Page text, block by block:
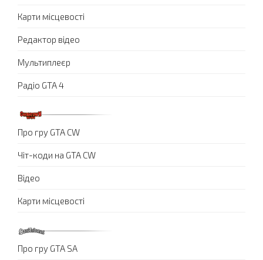
Карти місцевості
Редактор відео
Мультиплеєр
Радіо GTA 4
Про гру GTA CW
Чіт-коди на GTA CW
Відео
Карти місцевості
Про гру GTA SA